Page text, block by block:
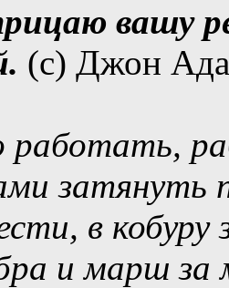
вашу
(c) Джон
работать,
затянуть
в
и марш за